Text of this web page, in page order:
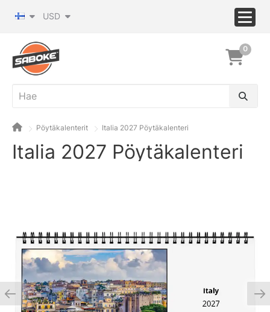
USD
0
Pöytäkalenterit Italia 2027 Pöytäkalenteri
Italia 2027 Pöytäkalenteri